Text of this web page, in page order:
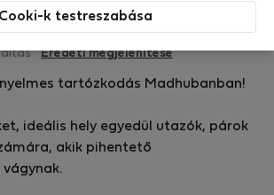
Eredeti megjelenítése
tartózkodás Madhubanban!
ideális hely egyedül utazók, párok
akik pihentető
Cooki-k testreszabása